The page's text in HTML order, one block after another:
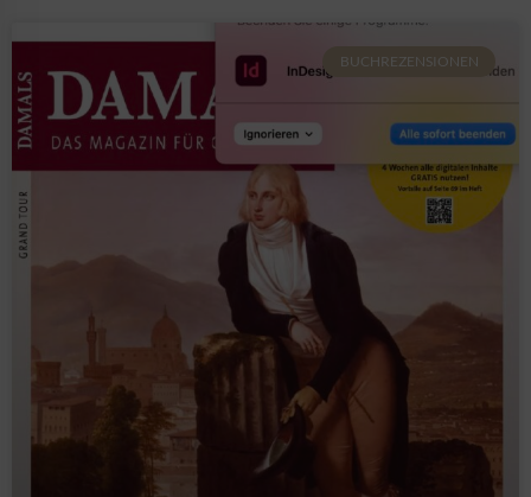
BUCHREZENSIONEN